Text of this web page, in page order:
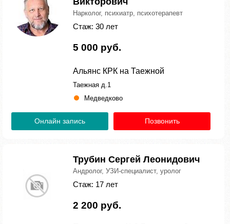
Нарколог, психиатр, психотерапевт
Стаж: 30 лет
5 000 руб.
Альянс КРК на Таежной
Таежная д.1
Медведково
Онлайн запись Позвонить
Трубин Сергей Леонидович
Андролог, УЗИ-специалист, уролог
Стаж: 17 лет
2 200 руб.